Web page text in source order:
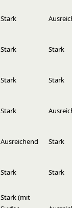
Stark
Stark Stark
Stark Stark
Stark
Ausreichend Stark
Stark Stark
Stark (mit